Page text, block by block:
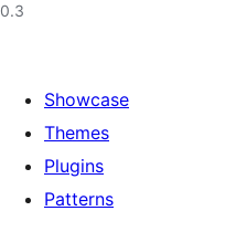
Showcase
Themes
Plugins
Patterns